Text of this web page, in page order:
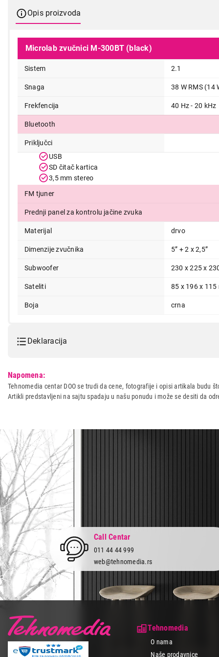
Opis proizvoda
Microlab zvučnici M-300BT (black)
Sistem 2.1
Snaga 38 W RMS (14
Frekfencija 40 Hz - 20 kHz
Bluetooth
Priključci
USB
SD čitač kartica
3,5 mm stereo
FM tjuner
Prednji panel za kontrolu jačine zvuka
Materijal drvo
Dimenzije zvučnika 5” + 2 x 2,5”
Subwoofer 230 x 225 x
Sateliti 85 x 196 x 115
Boja crna
Deklaracija
Naziv i vrsta robe:
ZVUCNIK
Uvoznik:
INFOGRAF-GOTI D.O.O.
Napomena:
Tehnomedia centar DOO se trudi da cene, fotografije i opisi artikala budu
Artikli predstavljeni na sajtu spadaju u našu ponudu i može se desiti da
Call Centar
011 44 44 999
web@tehnomedia.rs
Tehnomedia
O nama
Naše prodavnice